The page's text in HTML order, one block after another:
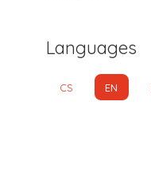
Languages
CS EN